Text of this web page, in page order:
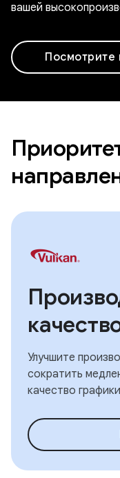
вашей
Посмотрите
Улучшите
сократить
качество